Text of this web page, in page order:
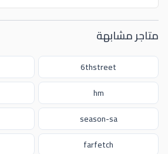
متاجر مشابهة
6thstreet
hm
season-sa
farfetch